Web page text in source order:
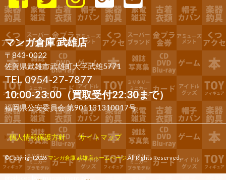
マンガ倉庫 武雄店
〒843-0022
佐賀県武雄市武雄町大字武雄5771
TEL 0954-27-7877
10:00-23:00（買取受付22:30まで）
福岡県公安委員会 第901131310017号
個人情報保護方針 サイトマップ
©Copyright2026マンガ倉庫 武雄店ホームページ .All Rights Reserved.